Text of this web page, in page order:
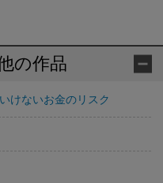
の作品
けないお金のリスク